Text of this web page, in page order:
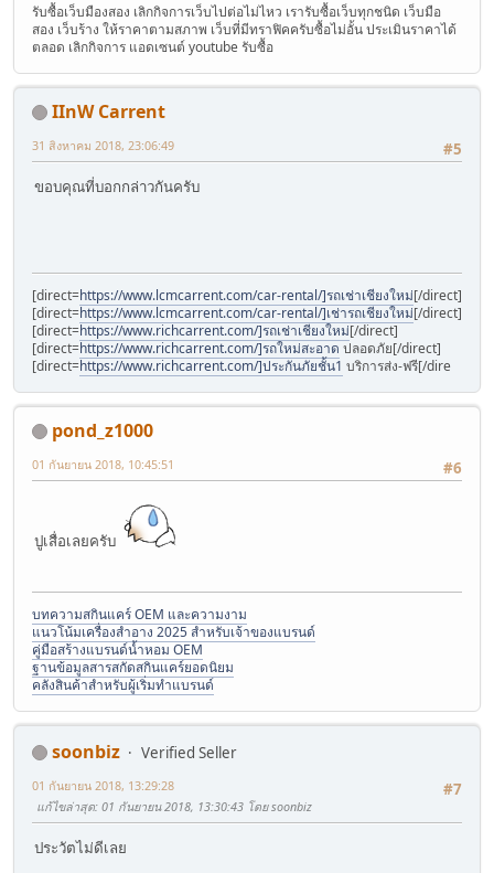
รับซื้อเว็บมืองสอง เลิกกิจการเว็บไปต่อไม่ไหว เรารับซื้อเว็บทุกชนิด เว็บมือ
สอง เว็บร้าง ให้ราคาตามสภาพ เว็บที่มีทราฟิคครับซื้อไม่อั้น ประเมินราคาได้
ตลอด เลิกกิจการ แอดเซนต์ youtube รับซื้อ
IInW Carrent
#5
31 สิงหาคม 2018, 23:06:49
ขอบคุณที่บอกกล่าวกันครับ
[direct=https://www.lcmcarrent.com/car-rental/]รถเช่าเชียงใหม่[/direct]
[direct=https://www.lcmcarrent.com/car-rental/]เช่ารถเชียงใหม่[/direct]
[direct=https://www.richcarrent.com/]รถเช่าเชียงใหม่[/direct]
[direct=https://www.richcarrent.com/]รถใหม่สะอาด ปลอดภัย[/direct]
[direct=https://www.richcarrent.com/]ประกันภัยชั้น1 บริการส่ง-ฟรี[/dire
pond_z1000
#6
01 กันยายน 2018, 10:45:51
ปูเสื่อเลยครับ
บทความสกินแคร์ OEM และความงาม
แนวโน้มเครื่องสำอาง 2025 สำหรับเจ้าของแบรนด์
คู่มือสร้างแบรนด์น้ำหอม OEM
ฐานข้อมูลสารสกัดสกินแคร์ยอดนิยม
คลังสินค้าสำหรับผู้เริ่มทำแบรนด์
soonbiz
Verified Seller
#7
01 กันยายน 2018, 13:29:28
แก้ไขล่าสุด: 01 กันยายน 2018, 13:30:43 โดย soonbiz
ประวัตไม่ดีเลย